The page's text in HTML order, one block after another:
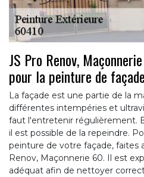
JS Pro Renov,
pour la peinture de
La façade est une partie de la
différentes intempéries et
faut l'entretenir régulièrement.
il est possible de la repeindre.
peinture de votre façade, faites
Renov, Maçonnerie 60. Il est
adéquat afin de nettoyer